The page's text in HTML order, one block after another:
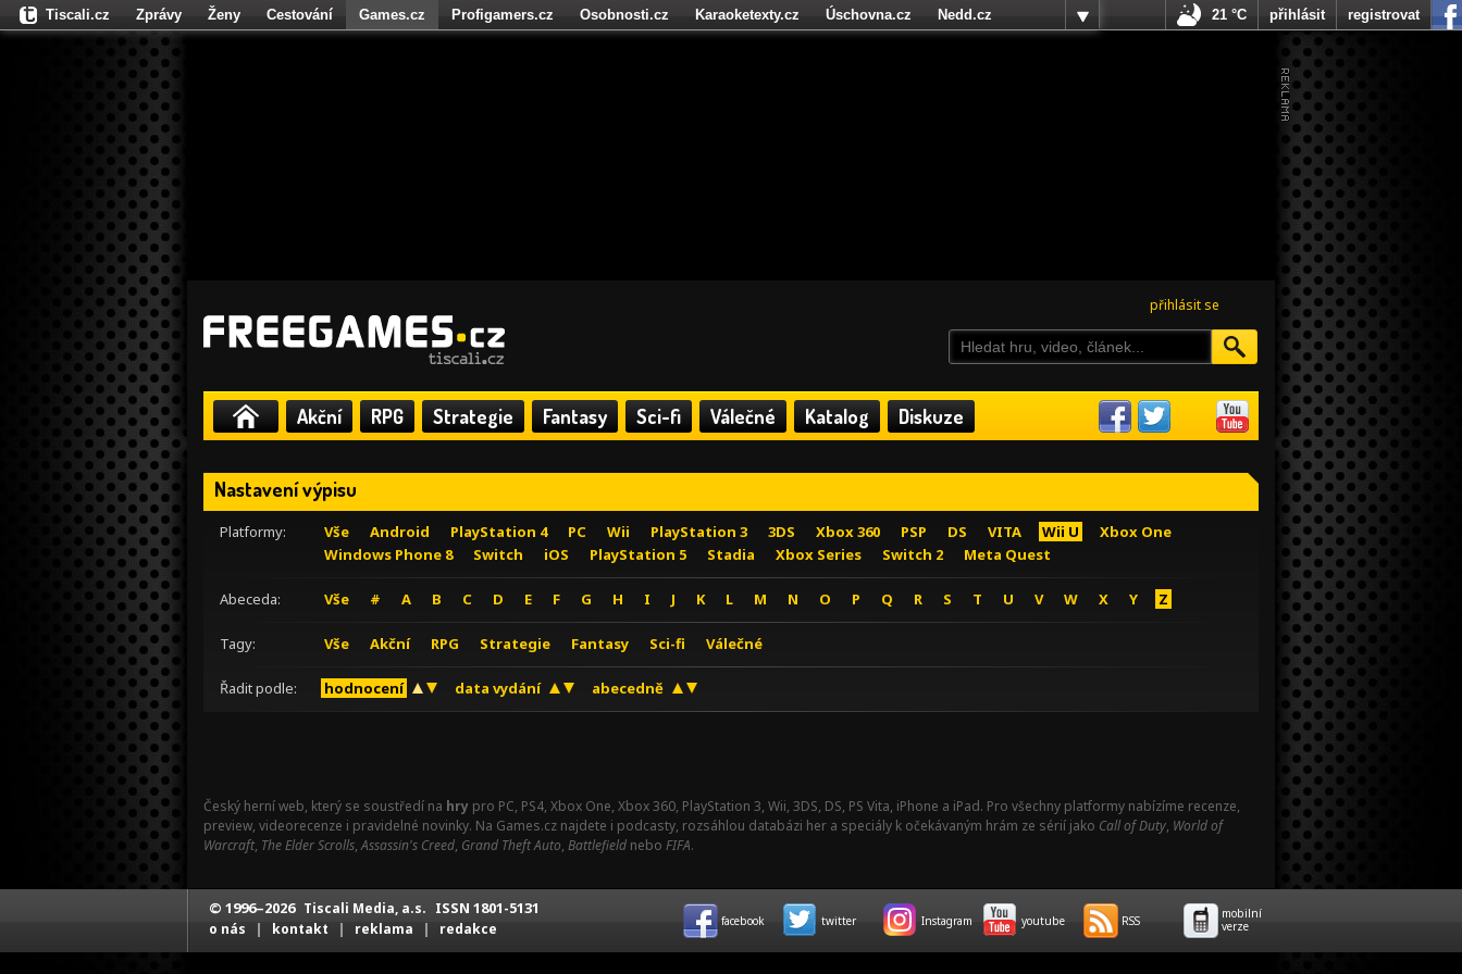
přihlásit se
Akční RPG Strategie Fantasy Sci-fi Válečné Katalog Diskuze
Nastavení výpisu
Platformy: Vše Android PlayStation 4 PC Wii PlayStation 3 3DS Xbox 360 PSP DS VITA Wii U
Xbox One
Windows Phone 8
Switch iOS PlayStation 5 Stadia Xbox Series Switch 2 Meta Quest
Abeceda: Vše # A B C D E F G H I J K L M N O P Q R S T U V W X Y Z
Tagy: Vše Akční RPG Strategie Fantasy Sci-fi Válečné
Řadit podle: hodnocení data vydání abecedně
Český herní web, který se soustředí na hry pro PC, PS4, Xbox One, Xbox 360, PlayStation 3, Wii, 3DS, DS, PS Vita, iPhone a iPad. Pro všechny platformy nabízíme recenze,
preview, videorecenze i pravidelné novinky. Na Games.cz najdete i podcasty, rozsáhlou databázi her a speciály k očekávaným hrám ze sérií jako Call of Duty, World of
Warcraft, The Elder Scrolls,Assassin's Creed, Grand Theft Auto, Battlefield nebo FIFA.
Tiscali.cz Zprávy Ženy Cestování Games.cz Profigamers.cz Osobnosti.cz Karaoketexty.cz Úschovna.cz
Nedd.cz
Fights.cz
21 °C přihlásit registrovat
© 1996–2026 Tiscali Media, a.s. ISSN 1801-5131
o nás | kontakt | reklama | redakce facebook twitter Instagram youtube RSS
mobilní
verze